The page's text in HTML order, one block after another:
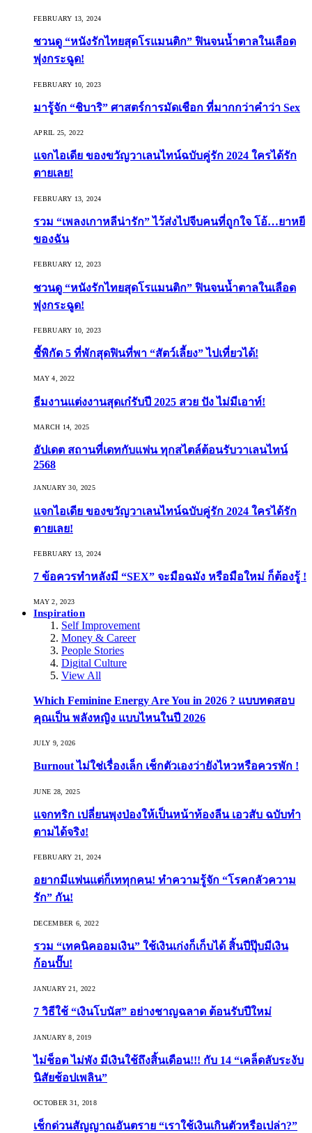
FEBRUARY 13, 2024
ชวนดู “หนังรักไทยสุดโรแมนติก” ฟินจนน้ำตาลในเลือด
พุ่งกระฉูด!
FEBRUARY 10, 2023
มารู้จัก “ชิบาริ” ศาสตร์การมัดเชือก ที่มากกว่าคำว่า Sex
APRIL 25, 2022
แจกไอเดีย ของขวัญวาเลนไทน์ฉบับคู่รัก 2024 ใครได้รัก
ตายเลย!
FEBRUARY 13, 2024
รวม “เพลงเกาหลีน่ารัก” ไว้ส่งไปจีบคนที่ถูกใจ โอ้…ยาหยี
ของฉัน
FEBRUARY 12, 2023
ชวนดู “หนังรักไทยสุดโรแมนติก” ฟินจนน้ำตาลในเลือด
พุ่งกระฉูด!
FEBRUARY 10, 2023
ชี้พิกัด 5 ที่พักสุดฟินที่พา “สัตว์เลี้ยง” ไปเที่ยวได้!
MAY 4, 2022
ธีมงานแต่งงานสุดเก๋รับปี 2025 สวย ปัง ไม่มีเอาท์!
MARCH 14, 2025
อัปเดต สถานที่เดทกับแฟน ทุกสไตล์ต้อนรับวาเลนไทน์
2568
JANUARY 30, 2025
แจกไอเดีย ของขวัญวาเลนไทน์ฉบับคู่รัก 2024 ใครได้รัก
ตายเลย!
FEBRUARY 13, 2024
7 ข้อควรทำหลังมี “SEX” จะมือฉมัง หรือมือใหม่ ก็ต้องรู้ !
MAY 2, 2023
Inspiration
Self Improvement
Money & Career
People Stories
Digital Culture
View All
Which Feminine Energy Are You in 2026 ? แบบทดสอบ
คุณเป็น พลังหญิง แบบไหนในปี 2026
JULY 9, 2026
Burnout ไม่ใช่เรื่องเล็ก เช็กตัวเองว่ายังไหวหรือควรพัก !
JUNE 28, 2025
แจกทริก เปลี่ยนพุงป่องให้เป็นหน้าท้องลีน เอวสับ ฉบับทำ
ตามได้จริง!
FEBRUARY 21, 2024
อยากมีแฟนแต่ก็เททุกคน! ทำความรู้จัก “โรคกลัวความ
รัก” กัน!
DECEMBER 6, 2022
รวม “เทคนิคออมเงิน” ใช้เงินเก่งก็เก็บได้ สิ้นปีปุ๊บมีเงิน
ก้อนปั๊บ!
JANUARY 21, 2022
7 วิธีใช้ “เงินโบนัส” อย่างชาญฉลาด ต้อนรับปีใหม่
JANUARY 8, 2019
ไม่ช็อต ไม่พัง มีเงินใช้ถึงสิ้นเดือน!!! กับ 14 “เคล็ดลับระงับ
นิสัยช้อปเพลิน”
OCTOBER 31, 2018
เช็กด่วนสัญญาณอันตราย “เราใช้เงินเกินตัวหรือเปล่า?”